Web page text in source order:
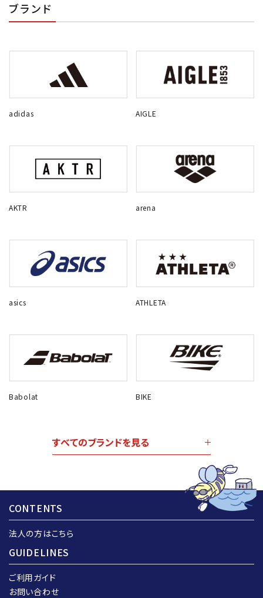
ブランド
adidas AIGLE
AKTR arena
asics ATHLETA
Babolat BIKE
すべてのブランドを見る
CONTENTS
法人の方はこちら
GUIDELINES
ご利用ガイド
お問い合わせ